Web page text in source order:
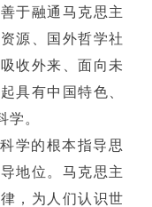
于融通马克思主
源、国外哲学社
收外来、面向未
具有中国特色、
学。
学的根本指导思
地位。马克思主
，为人们认识世